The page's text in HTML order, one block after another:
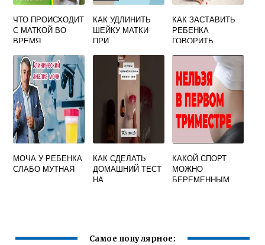
ЧТО ПРОИСХОДИТ
С МАТКОЙ ВО
ВРЕМЯ
КАК УДЛИНИТЬ
ШЕЙКУ МАТКИ
ПРИ
КАК ЗАСТАВИТЬ
РЕБЕНКА
ГОВОРИТЬ
МОЧА У РЕБЕНКА
СЛАБО МУТНАЯ
КАК СДЕЛАТЬ
ДОМАШНИЙ ТЕСТ
НА
КАКОЙ СПОРТ
МОЖНО
БЕРЕМЕННЫМ
Самое популярное: